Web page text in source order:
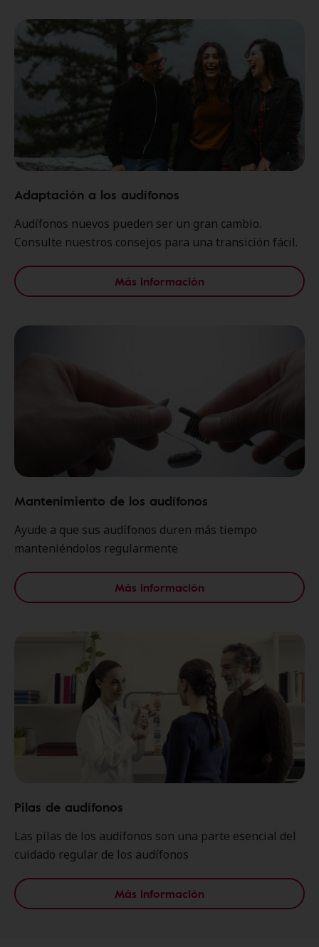
Adaptación a los audífonos
Audífonos nuevos pueden ser un gran cambio.
Consulte nuestros consejos para una transición fácil.
Más información
Mantenimiento de los audífonos
Ayude a que sus audífonos duren más tiempo
manteniéndolos regularmente
Más información
Pilas de audífonos
Las pilas de los audífonos son una parte esencial del
cuidado regular de los audífonos
Más información